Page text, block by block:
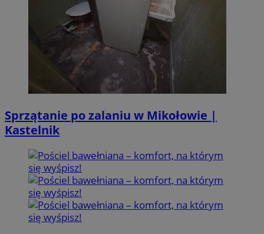
Sprzątanie po zalaniu w Mikołowie |
Kastelnik